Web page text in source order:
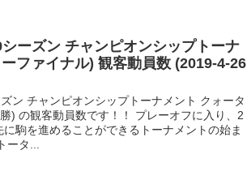
ーズン チャンピオンシップトーナ
ファイナル) 観客動員数 (2019-4-26
ン チャンピオンシップトーナメント クォータ
) の観客動員数です！！ プレーオフに入り、2
駒を進めることができるトーナメントの始ま
ータ...